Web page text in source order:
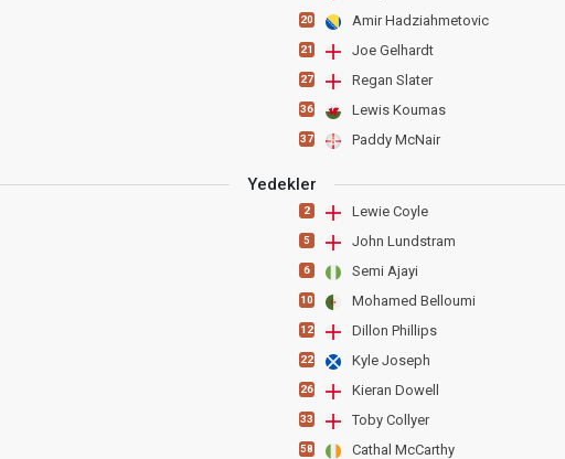
20 Amir Hadziahmetovic
21 Joe Gelhardt
27 Regan Slater
36 Lewis Koumas
37 Paddy McNair
Yedekler
2 Lewie Coyle
5 John Lundstram
6 Semi Ajayi
10 Mohamed Belloumi
12 Dillon Phillips
22 Kyle Joseph
26 Kieran Dowell
33 Toby Collyer
58 Cathal McCarthy